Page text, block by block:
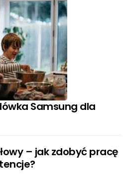
Samsung dla
– jak zdobyć pracę